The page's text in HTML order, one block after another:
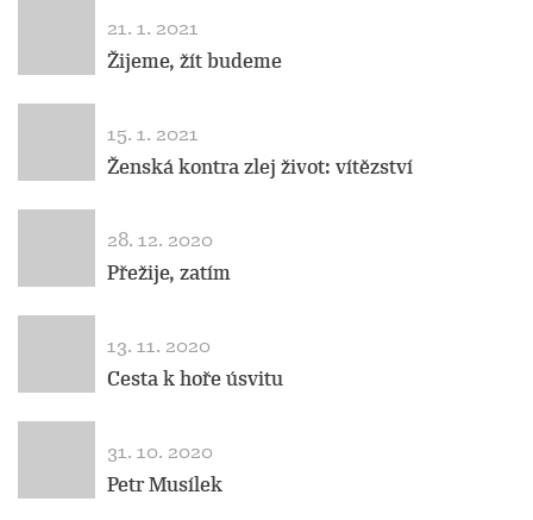
21. 1. 2021
Žijeme, žít budeme
15. 1. 2021
Ženská kontra zlej život: vítězství
28. 12. 2020
Přežije, zatím
13. 11. 2020
Cesta k hoře úsvitu
31. 10. 2020
Petr Musílek